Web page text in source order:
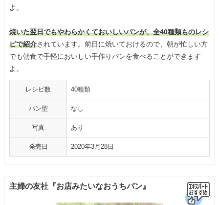
よ。
焼いた翌日でもやわらかくておいしいパンが、全40種類ものレシ
ピで紹介されています。前日に焼いておけるので、朝が忙しい方
でも朝食で手軽においしい手作りパンを食べることができます
よ。
レシピ数 40種類
パン型 なし
写真 あり
発売日 2020年3月28日
主婦の友社『お店みたいなおうちパン』